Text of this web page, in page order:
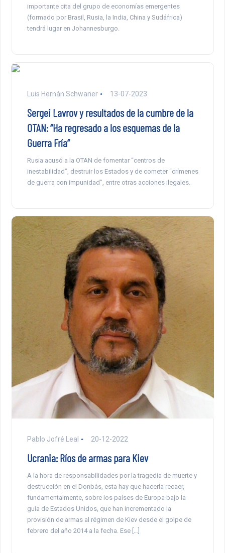
importante cita del grupo de economías emergentes
(formado por Brasil, Rusia, la India, China y Sudáfrica)
tendrá lugar en Johannesburgo.
Luis Hernán Schwaner 13-07-2023
Sergei Lavrov y resultados de la cumbre de la
OTAN: “Ha regresado a los esquemas de la
Guerra Fría”
Rusia acusó a la OTAN de fomentar “centros de
inestabilidad”, destruir los Estados y de cometer “crímenes
de guerra con impunidad”, entre otras acciones ilegales.
Pablo Jofré Leal 20-12-2022
Ucrania: Ríos de armas para Kiev
A la hora de responsabilidades por la tragedia de muerte y
destrucción en el Donbás, esta hay que hacerla recaer,
fundamentalmente, sobre los países de Europa bajo la
guía de Estados Unidos, que han incrementado la
provisión de armas al régimen de Kiev desde el golpe de
febrero del año 2014 a la fecha. Ese […]